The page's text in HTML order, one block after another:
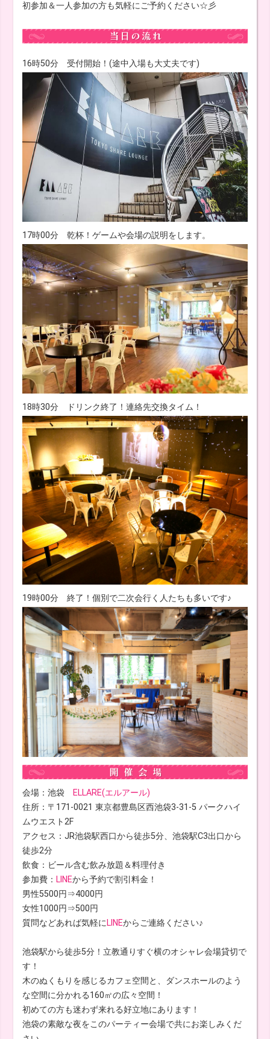
初参加＆一人参加の方も気軽にご予約ください☆彡
16時50分 受付開始！(途中入場も大丈夫です)
17時00分 乾杯！ゲームや会場の説明をします。
18時30分 ドリンク終了！連絡先交換タイム！
19時00分 終了！個別で二次会行く人たちも多いです♪
会場：池袋ELLARE(エルアール)
住所：〒171-0021 東京都豊島区西池袋3-31-5 パークハイ
ムウエスト2F
アクセス：JR池袋駅西口から徒歩5分、池袋駅C3出口から
徒歩2分
飲食：ビール含む飲み放題＆料理付き
参加費：LINEから予約で割引料金！
男性5500円⇒4000円
女性1000円⇒500円
質問などあれば気軽にLINEからご連絡ください♪
池袋駅から徒歩5分！立教通りすぐ横のオシャレ会場貸切で
す！
木のぬくもりを感じるカフェ空間と、ダンスホールのよう
な空間に分かれる160㎡の広々空間！
初めての方も迷わず来れる好立地にあります！
池袋の素敵な夜をこのパーティー会場で共にお楽しみくだ